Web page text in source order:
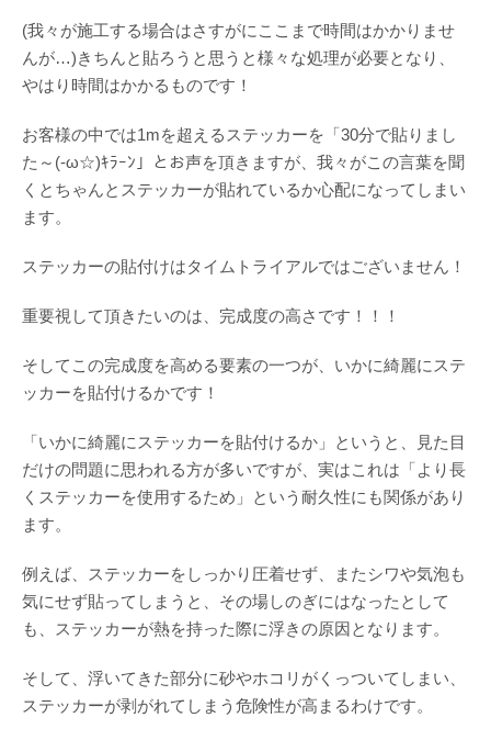
(我々が施工する場合はさすがにここまで時間はかかりませ
んが…)きちんと貼ろうと思うと様々な処理が必要となり、
やはり時間はかかるものです！
お客様の中では1mを超えるステッカーを「30分で貼りまし
た～(-ω☆)ｷﾗｰﾝ」とお声を頂きますが、我々がこの言葉を聞
くとちゃんとステッカーが貼れているか心配になってしまい
ます。
ステッカーの貼付けはタイムトライアルではございません！
重要視して頂きたいのは、完成度の高さです！！！
そしてこの完成度を高める要素の一つが、いかに綺麗にステ
ッカーを貼付けるかです！
「いかに綺麗にステッカーを貼付けるか」というと、見た目
だけの問題に思われる方が多いですが、実はこれは「より長
くステッカーを使用するため」という耐久性にも関係があり
ます。
例えば、ステッカーをしっかり圧着せず、またシワや気泡も
気にせず貼ってしまうと、その場しのぎにはなったとして
も、ステッカーが熱を持った際に浮きの原因となります。
そして、浮いてきた部分に砂やホコリがくっついてしまい、
ステッカーが剥がれてしまう危険性が高まるわけです。